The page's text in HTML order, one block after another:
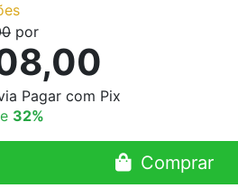
por
Pagar com Pix
32%
Comprar